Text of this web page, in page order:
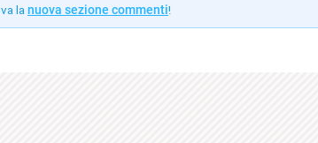
la nuova sezione commenti!